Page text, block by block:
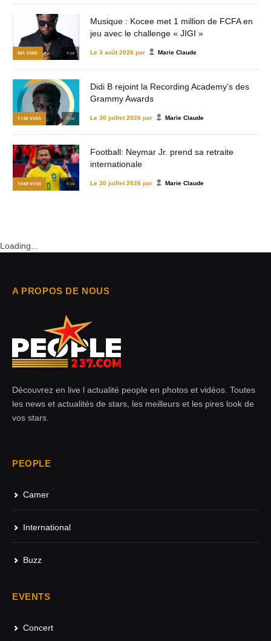
501 VUES © DR
Musique : Kocee met 1 million de FCFA en
jeu avec le challenge « JIGI »
Le 3 août 2026 par Marie Claude
1 105 VUES © DR
Didi B rejoint la Recording Academy’s des
Grammy Awards
Le 30 juillet 2026 par Marie Claude
1 069 VUES © DR
Football: Neymar Jr. prend sa retraite
internationale
Le 30 juillet 2026 par Marie Claude
Loading...
A PROPOS DE NOUS
Découvrez en live l actualité people en photos et vidéos. Toutes
les news et actualités de stars, les meilleurs et les pires look de
vos stars.
PEOPLE
Camer
International
Buzz
EVENTS
Concert